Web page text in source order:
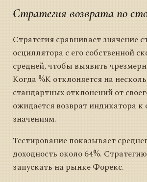
Стратегия возврата по
Стратегия сравнивает значение
осциллятора с его собственной
средней, чтобы выявить
Когда %K отклоняется на
стандартных отклонений от
ожидается возврат индикатора
значениям.
Тестирование показывает
доходность около 64%.
запускать на рынке Форекс.